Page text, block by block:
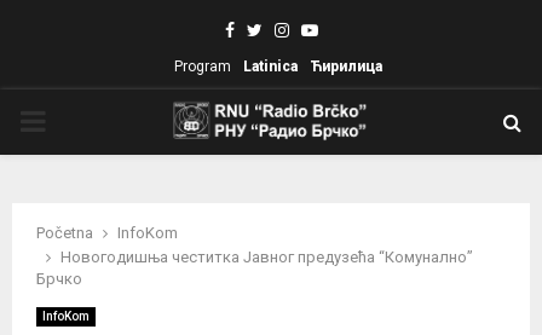
Facebook
TwitterInstagram
Youtube
Program Latinica Ћирилица
Početna
InfoKom
Новогодишња честитка Јавног предузећа “Комунално”
Брчко
InfoKom